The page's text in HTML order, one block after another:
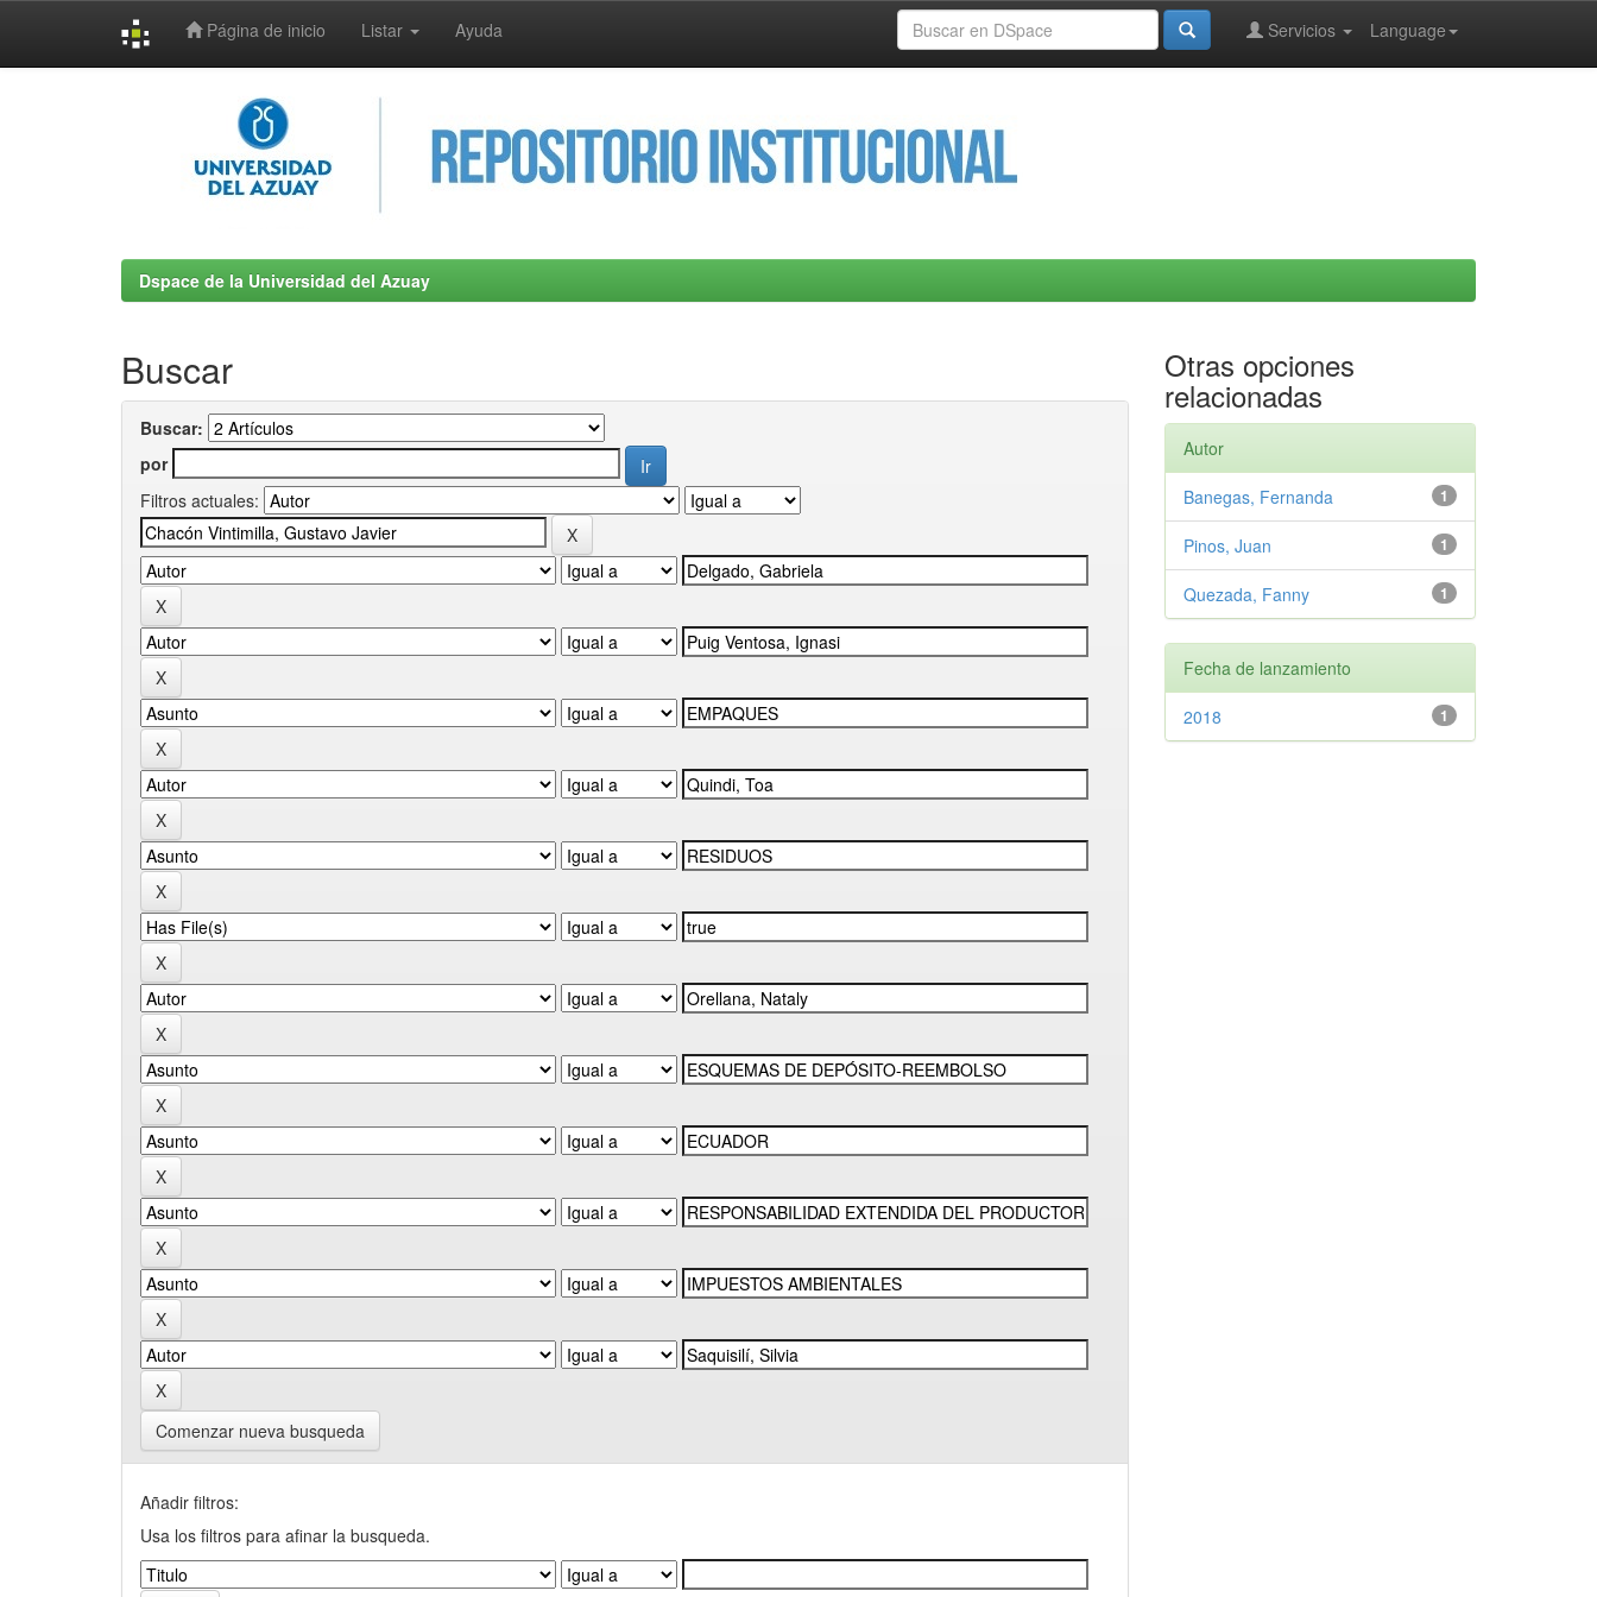
Página de inicio Listar Ayuda Language
Servicios
Dspace de la Universidad del Azuay
Buscar
Buscar:
por
Filtros actuales:
Comenzar nueva busqueda
Añadir filtros:
Usa los filtros para afinar la busqueda.
Otras opciones
relacionadas
Autor
1
Banegas, Fernanda
1
Pinos, Juan
1
Quezada, Fanny
Fecha de lanzamiento
1
2018